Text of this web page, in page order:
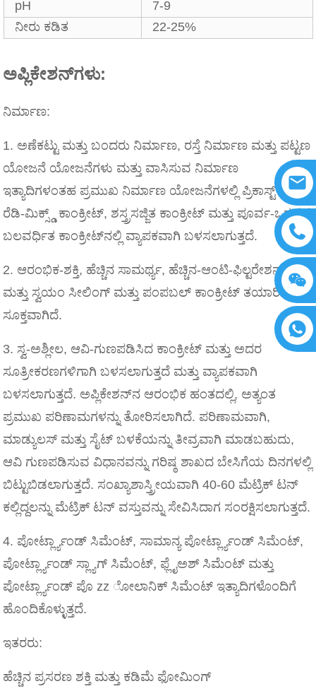
pH
7-9
ನೀರು ಕಡಿತ
22-25%
ಅಪ್ಲಿಕೇಶನ್‌ಗಳು:
ನಿರ್ಮಾಣ:
1. ಅಣೆಕಟ್ಟು ಮತ್ತು ಬಂದರು ನಿರ್ಮಾಣ, ರಸ್ತೆ ನಿರ್ಮಾಣ ಮತ್ತು ಪಟ್ಟಣ
ಯೋಜನೆ ಯೋಜನೆಗಳು ಮತ್ತು ವಾಸಿಸುವ ನಿರ್ಮಾಣ
ಇತ್ಯಾದಿಗಳಂತಹ ಪ್ರಮುಖ ನಿರ್ಮಾಣ ಯೋಜನೆಗಳಲ್ಲಿ ಪ್ರಿಕಾಸ್ಟ್ ಮತ್ತು
ರೆಡಿ-ಮಿಕ್ಸ್ಡ್ ಕಾಂಕ್ರೀಟ್, ಶಸ್ತ್ರಸಜ್ಜಿತ ಕಾಂಕ್ರೀಟ್ ಮತ್ತು ಪೂರ್ವ-ಒತ್ತಡದ
ಬಲವರ್ಧಿತ ಕಾಂಕ್ರೀಟ್‌ನಲ್ಲಿ ವ್ಯಾಪಕವಾಗಿ ಬಳಸಲಾಗುತ್ತದೆ.
2. ಆರಂಭಿಕ-ಶಕ್ತಿ, ಹೆಚ್ಚಿನ ಸಾಮರ್ಥ್ಯ, ಹೆಚ್ಚಿನ-ಆಂಟಿ-ಫಿಲ್ಟರೇಶನ್
ಮತ್ತು ಸ್ವಯಂ ಸೀಲಿಂಗ್ ಮತ್ತು ಪಂಪಬಲ್ ಕಾಂಕ್ರೀಟ್ ತಯಾರಿಸಲು
ಸೂಕ್ತವಾಗಿದೆ.
3. ಸ್ವ-ಅಶ್ಲೀಲ, ಆವಿ-ಗುಣಪಡಿಸಿದ ಕಾಂಕ್ರೀಟ್ ಮತ್ತು ಅದರ
ಸೂತ್ರೀಕರಣಗಳಿಗಾಗಿ ಬಳಸಲಾಗುತ್ತದೆ ಮತ್ತು ವ್ಯಾಪಕವಾಗಿ
ಬಳಸಲಾಗುತ್ತದೆ. ಅಪ್ಲಿಕೇಶನ್‌ನ ಆರಂಭಿಕ ಹಂತದಲ್ಲಿ, ಅತ್ಯಂತ
ಪ್ರಮುಖ ಪರಿಣಾಮಗಳನ್ನು ತೋರಿಸಲಾಗಿದೆ. ಪರಿಣಾಮವಾಗಿ,
ಮಾಡ್ಯುಲಸ್ ಮತ್ತು ಸೈಟ್ ಬಳಕೆಯನ್ನು ತೀವ್ರವಾಗಿ ಮಾಡಬಹುದು,
ಆವಿ ಗುಣಪಡಿಸುವ ವಿಧಾನವನ್ನು ಗರಿಷ್ಠ ಶಾಖದ ಬೇಸಿಗೆಯ ದಿನಗಳಲ್ಲಿ
ಬಿಟ್ಟುಬಿಡಲಾಗುತ್ತದೆ. ಸಂಖ್ಯಾಶಾಸ್ತ್ರೀಯವಾಗಿ 40-60 ಮೆಟ್ರಿಕ್ ಟನ್
ಕಲ್ಲಿದ್ದಲನ್ನು ಮೆಟ್ರಿಕ್ ಟನ್ ವಸ್ತುವನ್ನು ಸೇವಿಸಿದಾಗ ಸಂರಕ್ಷಿಸಲಾಗುತ್ತದೆ.
4. ಪೋರ್ಟ್ಲ್ಯಾಂಡ್ ಸಿಮೆಂಟ್, ಸಾಮಾನ್ಯ ಪೋರ್ಟ್ಲ್ಯಾಂಡ್ ಸಿಮೆಂಟ್,
ಪೋರ್ಟ್ಲ್ಯಾಂಡ್ ಸ್ಲ್ಯಾಗ್ ಸಿಮೆಂಟ್, ಫ್ಲೈಅಶ್ ಸಿಮೆಂಟ್ ಮತ್ತು
ಪೋರ್ಟ್ಲ್ಯಾಂಡ್ ಪೊ zz ೋಲಾನಿಕ್ ಸಿಮೆಂಟ್ ಇತ್ಯಾದಿಗಳೊಂದಿಗೆ
ಹೊಂದಿಕೊಳ್ಳುತ್ತದೆ.
ಇತರರು:
ಹೆಚ್ಚಿನ ಪ್ರಸರಣ ಶಕ್ತಿ ಮತ್ತು ಕಡಿಮೆ ಫೋಮಿಂಗ್